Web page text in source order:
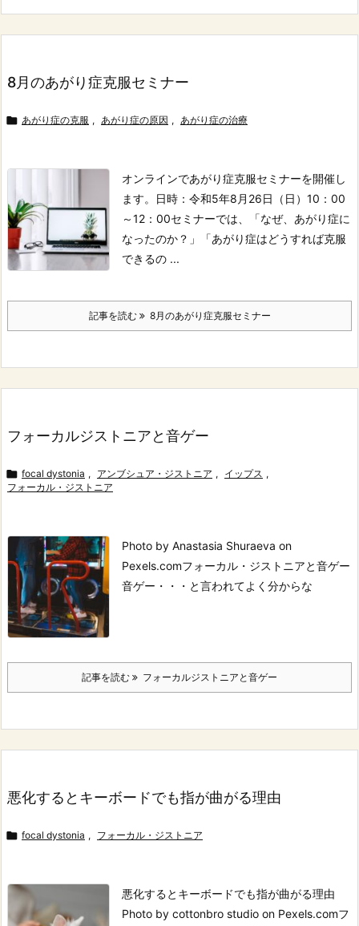
8月のあがり症克服セミナー
 あがり症の克服 , あがり症の原因 , あがり症の治療
オンラインであがり症克服セミナーを開催し
ます。
日時：令和5年8月26日（日）10：00
～12：00セミナーでは、
「なぜ、あがり症に
なったのか？」
「あがり症はどうすれば克服
できるの ...
記事を読む 8月のあがり症克服セミナー
フォーカルジストニアと音ゲー
 focal dystonia , アンブシュア・ジストニア , イップス ,
フォーカル・ジストニア
Photo by Anastasia Shuraeva on
Pexels.comフォーカル・ジストニアと音ゲー
音ゲー・・・と言われてよく分からな
記事を読む フォーカルジストニアと音ゲー
悪化するとキーボードでも指が曲がる理由
 focal dystonia , フォーカル・ジストニア
悪化するとキーボードでも指が曲がる理由
Photo by cottonbro studio on Pexels.comフ